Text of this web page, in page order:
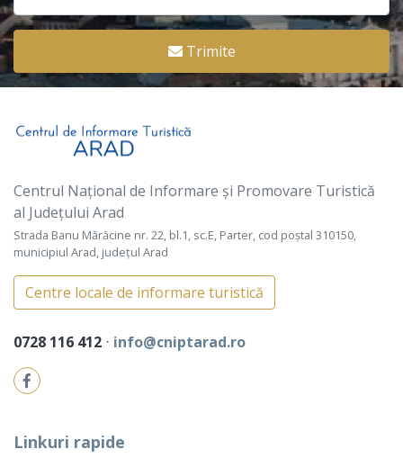
Trimite
Centrul Național de Informare și Promovare Turistică
al Județului Arad
Strada Banu Mărăcine nr. 22, bl.1, sc.E, Parter, cod poștal 310150,
municipiul Arad, județul Arad
Centre locale de informare turistică
0728 116 412 ⋅ info@cniptarad.ro
Linkuri rapide